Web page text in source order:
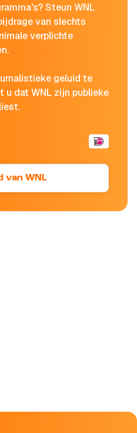
Steun WNL
van slechts
verplichte
geluid te
u dat WNL zijn publieke
van WNL